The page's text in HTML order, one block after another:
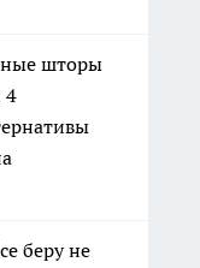
шторы
4
беру не